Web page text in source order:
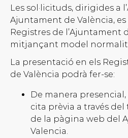
Les sol·licituds, dirigides a
Ajuntament de València,
Registres de l’Ajuntament
mitjançant model
La presentació en els
de València podrà fer-se:
De manera
cita prèvia a través del
de la pàgina web del
Valencia.